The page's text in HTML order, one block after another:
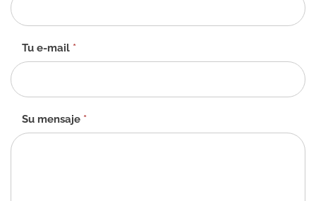
contacto
-
Tu e-mail *
Su mensaje *